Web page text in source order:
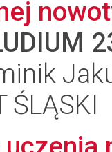
ŚLĄSKI